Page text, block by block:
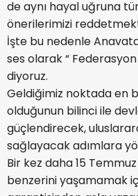
de aynı hayal uğruna
önerilerimizi
İşte bu nedenle
ses olarak “
diyoruz.
Geldiğimiz noktada en
olduğunun bilinci ile
güçlendirecek,
sağlayacak adımlara
Bir kez daha 15
benzerini yaşamamak